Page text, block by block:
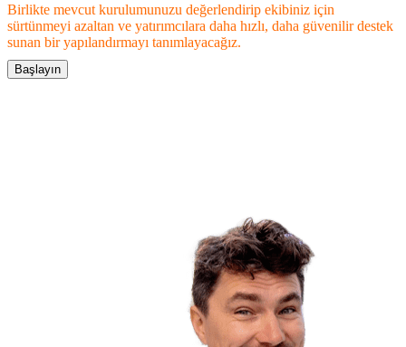
Birlikte mevcut kurulumunuzu değerlendirip ekibiniz için
sürtünmeyi azaltan ve yatırımcılara daha hızlı, daha güvenilir destek
sunan bir yapılandırmayı tanımlayacağız.
Başlayın